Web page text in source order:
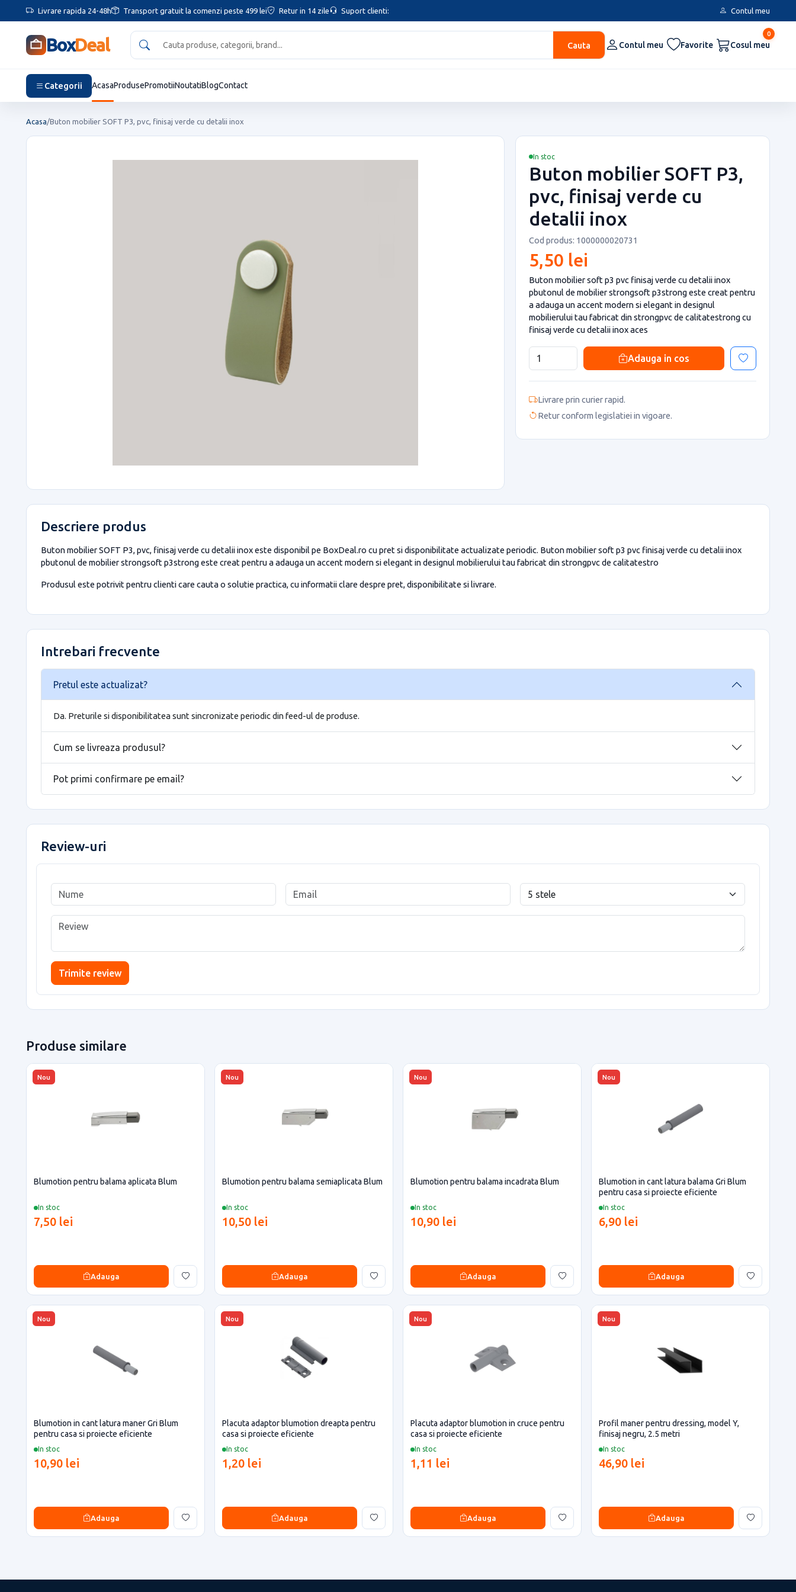
Livrare rapida 24-48h Transport gratuit la comenzi peste 499 lei Retur in 14 zile Suport clienti: Contul meu
BoxDeal Cauta Contul meu Favorite
0
Cosul meu
Categorii AcasaProdusePromotiiNoutatiBlogContact
Acasa/Buton mobilier SOFT P3, pvc, finisaj verde cu detalii inox
In stoc
Buton mobilier SOFT P3,
pvc, finisaj verde cu
detalii inox
Cod produs: 1000000020731
5,50 lei
Buton mobilier soft p3 pvc finisaj verde cu detalii inox
pbutonul de mobilier strongsoft p3strong este creat pentru
a adauga un accent modern si elegant in designul
mobilierului tau fabricat din strongpvc de calitatestrong cu
finisaj verde cu detalii inox aces
Adauga in cos
Livrare prin curier rapid.
Retur conform legislatiei in vigoare.
Descriere produs
Buton mobilier SOFT P3, pvc, finisaj verde cu detalii inox este disponibil pe BoxDeal.ro cu pret si disponibilitate actualizate periodic. Buton mobilier soft p3 pvc finisaj verde cu detalii inox
pbutonul de mobilier strongsoft p3strong este creat pentru a adauga un accent modern si elegant in designul mobilierului tau fabricat din strongpvc de calitatestro
Produsul este potrivit pentru clienti care cauta o solutie practica, cu informatii clare despre pret, disponibilitate si livrare.
Intrebari frecvente
Pretul este actualizat?
Da. Preturile si disponibilitatea sunt sincronizate periodic din feed-ul de produse.
Cum se livreaza produsul?
Pot primi confirmare pe email?
Review-uri
Trimite review
Produse similare
Nou
In stoc
Blumotion pentru balama aplicata Blum
7,50 lei
Adauga
Nou
In stoc
Blumotion pentru balama semiaplicata Blum
10,50 lei
Adauga
Nou
In stoc
Blumotion pentru balama incadrata Blum
10,90 lei
Adauga
Nou
In stoc
Blumotion in cant latura balama Gri Blum
pentru casa si proiecte eficiente
6,90 lei
Adauga
Nou
In stoc
Blumotion in cant latura maner Gri Blum
pentru casa si proiecte eficiente
10,90 lei
Adauga
Nou
In stoc
Placuta adaptor blumotion dreapta pentru
casa si proiecte eficiente
1,20 lei
Adauga
Nou
In stoc
Placuta adaptor blumotion in cruce pentru
casa si proiecte eficiente
1,11 lei
Adauga
Nou
In stoc
Profil maner pentru dressing, model Y,
finisaj negru, 2.5 metri
46,90 lei
Adauga